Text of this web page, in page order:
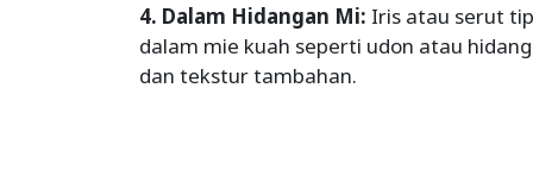
4. Dalam Hidangan Mi: Iris atau serut
dalam mie kuah seperti udon atau
dan tekstur tambahan.